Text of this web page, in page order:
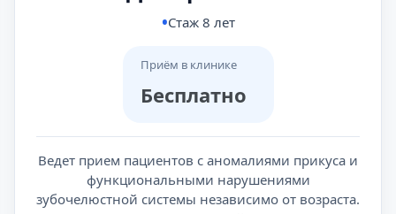
Стаж 8 лет
Приём в клинике
Бесплатно
Ведет прием пациентов с аномалиями прикуса и
функциональными нарушениями
зубочелюстной системы независимо от возраста.